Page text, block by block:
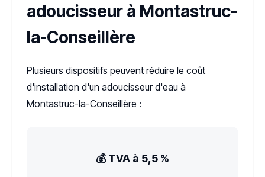
adoucisseur à Montastruc-
la-Conseillère
Plusieurs dispositifs peuvent réduire le coût
d'installation d'un adoucisseur d'eau à
Montastruc-la-Conseillère :
💰 TVA à 5,5 %